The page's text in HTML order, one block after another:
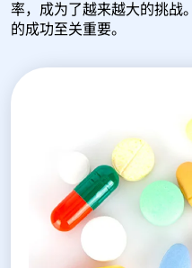
率，成为了越来越大的挑战
的成功至关重要。